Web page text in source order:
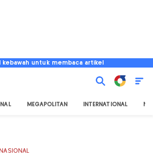
kebawah untuk membaca artikel
MEGAPOLITAN INTERNATIONAL
NASIONAL